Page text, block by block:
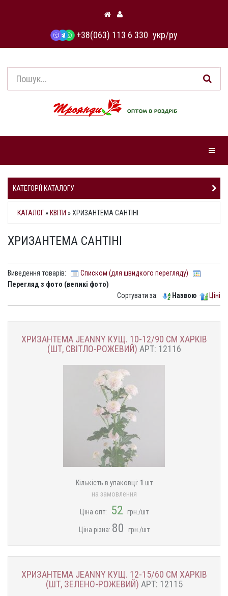
+38(063) 113 6 330 укр/ру
КАТЕГОРІЇ КАТАЛОГУ
КАТАЛОГ » КВІТИ » ХРИЗАНТЕМА САНТІНІ
ХРИЗАНТЕМА САНТІНІ
Виведення товарів:
Списком (для швидкого перегляду)
Перегляд з фото (великі фото)
Сортувати за:
Назвою Ціні
ХРИЗАНТЕМА JEANNY КУЩ. 10-12/90 СМ ХАРКІВ
(ШТ, СВІТЛО-РОЖЕВИЙ) АРТ: 12116
Кількість в упаковці: 1 шт
на замовлення
Ціна опт: 52 грн./шт
Ціна різна: 80 грн./шт
ХРИЗАНТЕМА JEANNY КУЩ. 12-15/60 СМ ХАРКІВ
(ШТ, ЗЕЛЕНО-РОЖЕВИЙ) АРТ: 12115